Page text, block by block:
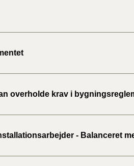
overholde krav i
- Balanceret